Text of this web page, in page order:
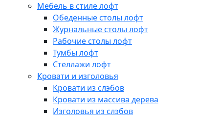
Мебель в стиле лофт
Обеденные столы лофт
Журнальные столы лофт
Рабочие столы лофт
Тумбы лофт
Стеллажи лофт
Кровати и изголовья
Кровати из слэбов
Кровати из массива дерева
Изголовья из слэбов